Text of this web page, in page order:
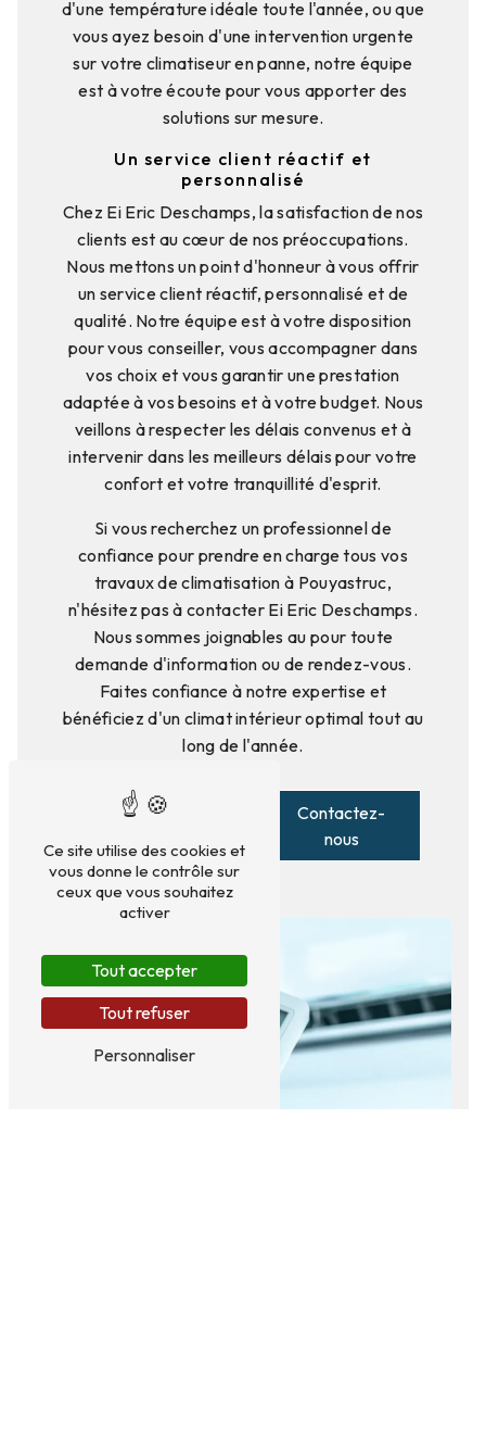
d'une température idéale toute l'année, ou que
vous ayez besoin d'une intervention urgente
sur votre climatiseur en panne, notre équipe
est à votre écoute pour vous apporter des
solutions sur mesure.
Un service client réactif et
personnalisé
Chez Ei Eric Deschamps, la satisfaction de nos
clients est au cœur de nos préoccupations.
Nous mettons un point d'honneur à vous offrir
un service client réactif, personnalisé et de
qualité. Notre équipe est à votre disposition
pour vous conseiller, vous accompagner dans
vos choix et vous garantir une prestation
adaptée à vos besoins et à votre budget. Nous
veillons à respecter les délais convenus et à
intervenir dans les meilleurs délais pour votre
confort et votre tranquillité d'esprit.
Si vous recherchez un professionnel de
confiance pour prendre en charge tous vos
travaux de climatisation à Pouyastruc,
n'hésitez pas à contacter Ei Eric Deschamps.
Nous sommes joignables au pour toute
demande d'information ou de rendez-vous.
Faites confiance à notre expertise et
bénéficiez d'un climat intérieur optimal tout au
long de l'année.
En savoir
Contactez-
nous
Ce site utilise des cookies et
vous donne le contrôle sur
ceux que vous souhaitez
activer
Tout accepter
Tout refuser
Personnaliser